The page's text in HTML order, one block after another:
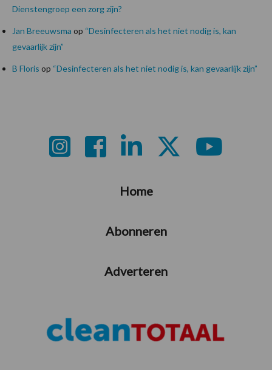
Dienstengroep een zorg zijn?
Jan Breeuwsma op “Desinfecteren als het niet nodig is, kan
gevaarlijk zijn”
B Floris op “Desinfecteren als het niet nodig is, kan gevaarlijk zijn”
Home
Abonneren
Adverteren